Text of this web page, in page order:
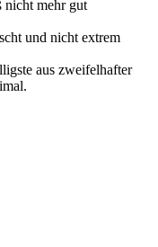
nicht mehr gut
und nicht extrem
aus zweifelhafter